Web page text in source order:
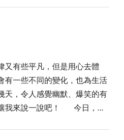
社會服務
運轉。我要大聲的對每位無名
謝！」
活，從來沒有好好休息過，所
事時，爸爸
們是為我好，要我改過，當我
照顧我，讓我很快復元，當我
，當我考試考不好時，家人
有些平凡，但是用心去體
有一些不同的變化，也為生活
天，令人感覺幽默、爆笑的有
一說吧！ 今日，老